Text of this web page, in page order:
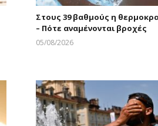
Στους 39 βαθμούς η
– Πότε αναμένονται βροχές
05/08/2026